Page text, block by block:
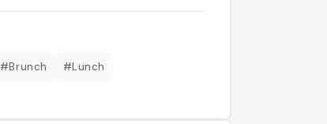
#Brunch #Lunch